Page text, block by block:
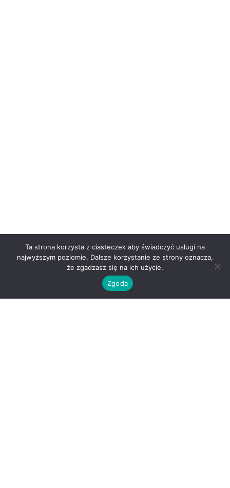
Ta strona korzysta z ciasteczek aby świadczyć usługi na
najwyższym poziomie. Dalsze korzystanie ze strony oznacza,
że zgadzasz się na ich użycie.
Zgoda